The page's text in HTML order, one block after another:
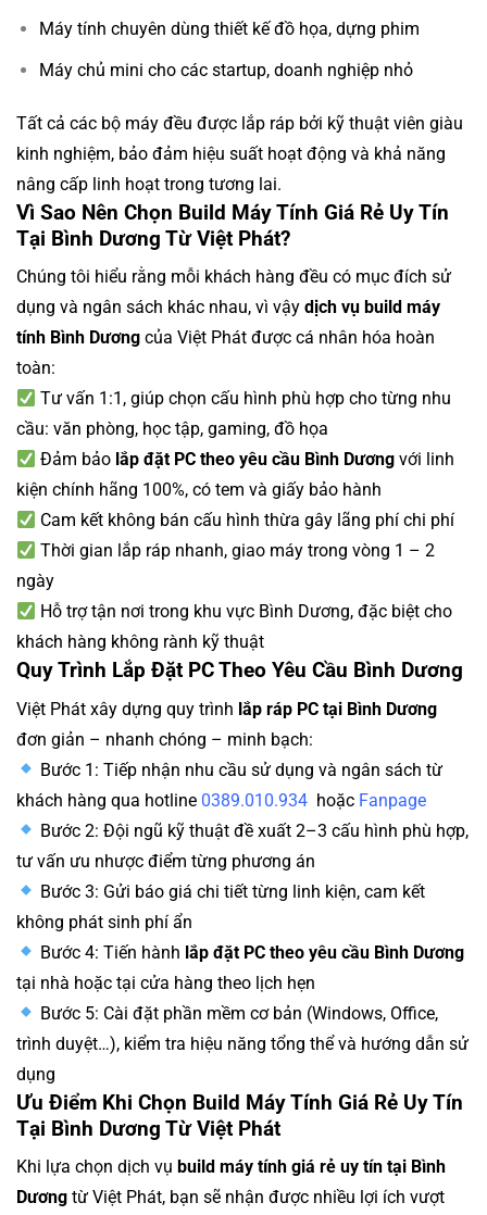
Máy tính chuyên dùng thiết kế đồ họa, dựng phim
Máy chủ mini cho các startup, doanh nghiệp nhỏ
Tất cả các bộ máy đều được lắp ráp bởi kỹ thuật viên giàu
kinh nghiệm, bảo đảm hiệu suất hoạt động và khả năng
nâng cấp linh hoạt trong tương lai.
Vì Sao Nên Chọn Build Máy Tính Giá Rẻ Uy Tín
Tại Bình Dương Từ Việt Phát?
Chúng tôi hiểu rằng mỗi khách hàng đều có mục đích sử
dụng và ngân sách khác nhau, vì vậy dịch vụ build máy
tính Bình Dương của Việt Phát được cá nhân hóa hoàn
toàn:
Tư vấn 1:1, giúp chọn cấu hình phù hợp cho từng nhu
cầu: văn phòng, học tập, gaming, đồ họa
Đảm bảo lắp đặt PC theo yêu cầu Bình Dương với linh
kiện chính hãng 100%, có tem và giấy bảo hành
Cam kết không bán cấu hình thừa gây lãng phí chi phí
Thời gian lắp ráp nhanh, giao máy trong vòng 1 – 2
ngày
Hỗ trợ tận nơi trong khu vực Bình Dương, đặc biệt cho
khách hàng không rành kỹ thuật
Quy Trình Lắp Đặt PC Theo Yêu Cầu Bình Dương
Việt Phát xây dựng quy trình lắp ráp PC tại Bình Dương
đơn giản – nhanh chóng – minh bạch:
Bước 1: Tiếp nhận nhu cầu sử dụng và ngân sách từ
khách hàng qua hotline 0389.010.934 hoặc Fanpage
Bước 2: Đội ngũ kỹ thuật đề xuất 2–3 cấu hình phù hợp,
tư vấn ưu nhược điểm từng phương án
Bước 3: Gửi báo giá chi tiết từng linh kiện, cam kết
không phát sinh phí ẩn
Bước 4: Tiến hành lắp đặt PC theo yêu cầu Bình Dương
tại nhà hoặc tại cửa hàng theo lịch hẹn
Bước 5: Cài đặt phần mềm cơ bản (Windows, Office,
trình duyệt…), kiểm tra hiệu năng tổng thể và hướng dẫn sử
dụng
Ưu Điểm Khi Chọn Build Máy Tính Giá Rẻ Uy Tín
Tại Bình Dương Từ Việt Phát
Khi lựa chọn dịch vụ build máy tính giá rẻ uy tín tại Bình
Dương từ Việt Phát, bạn sẽ nhận được nhiều lợi ích vượt